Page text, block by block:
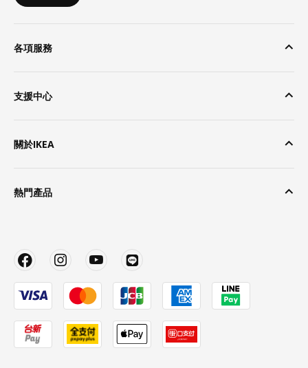
各項服務
支援中心
關於IKEA
熱門產品